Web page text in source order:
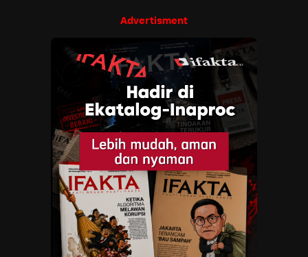
Advertisment